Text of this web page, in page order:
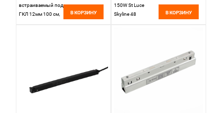
встраиваемый под
ГКЛ 12мм 100 см,
В КОРЗИНУ
150W St Luce
Skyline 48
В КОРЗИНУ